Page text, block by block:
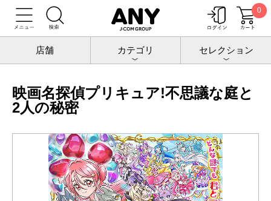
0
店舗 カテゴリ セレクション
トップ チケットポート
映画
映画名探偵プリキュア!不思議な庭と2人の秘密
映画名探偵プリキュア!不思議な庭と
2人の秘密